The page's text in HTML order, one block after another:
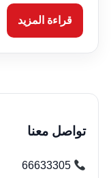
قراءة المزيد
تواصل معنا
66633305